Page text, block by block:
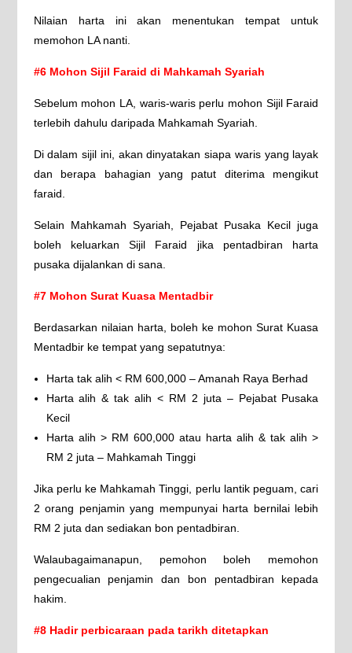
Nilaian harta ini akan menentukan tempat untuk
memohon LA nanti.
#6 Mohon Sijil Faraid di Mahkamah Syariah
Sebelum mohon LA, waris-waris perlu mohon Sijil Faraid
terlebih dahulu daripada Mahkamah Syariah.
Di dalam sijil ini, akan dinyatakan siapa waris yang layak
dan berapa bahagian yang patut diterima mengikut
faraid.
Selain Mahkamah Syariah, Pejabat Pusaka Kecil juga
boleh keluarkan Sijil Faraid jika pentadbiran harta
pusaka dijalankan di sana.
#7 Mohon Surat Kuasa Mentadbir
Berdasarkan nilaian harta, boleh ke mohon Surat Kuasa
Mentadbir ke tempat yang sepatutnya:
Harta tak alih < RM 600,000 – Amanah Raya Berhad
Harta alih & tak alih < RM 2 juta – Pejabat Pusaka
Kecil
Harta alih > RM 600,000 atau harta alih & tak alih >
RM 2 juta – Mahkamah Tinggi
Jika perlu ke Mahkamah Tinggi, perlu lantik peguam, cari
2 orang penjamin yang mempunyai harta bernilai lebih
RM 2 juta dan sediakan bon pentadbiran.
Walaubagaimanapun, pemohon boleh memohon
pengecualian penjamin dan bon pentadbiran kepada
hakim.
#8 Hadir perbicaraan pada tarikh ditetapkan